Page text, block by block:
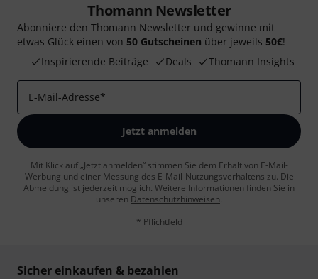
Thomann Newsletter
Abonniere den Thomann Newsletter und gewinne mit
etwas Glück einen von 50 Gutscheinen über jeweils 50€!
Inspirierende Beiträge
Deals Thomann Insights
E-Mail-Adresse*
Jetzt anmelden
Mit Klick auf „Jetzt anmelden“ stimmen Sie dem Erhalt von E-Mail-
Werbung und einer Messung des E-Mail-Nutzungsverhaltens zu. Die
Abmeldung ist jederzeit möglich. Weitere Informationen finden Sie in
unseren Datenschutzhinweisen.
* Pflichtfeld
Sicher einkaufen & bezahlen